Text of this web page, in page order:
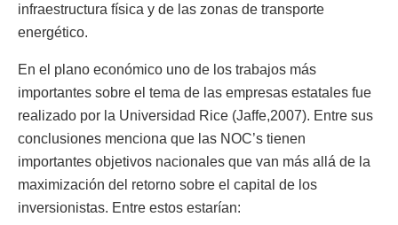
infraestructura física y de las zonas de transporte
energético.
En el plano económico uno de los trabajos más
importantes sobre el tema de las empresas estatales fue
realizado por la Universidad Rice (Jaffe,2007). Entre sus
conclusiones menciona que las NOC’s tienen
importantes objetivos nacionales que van más allá de la
maximización del retorno sobre el capital de los
inversionistas. Entre estos estarían: